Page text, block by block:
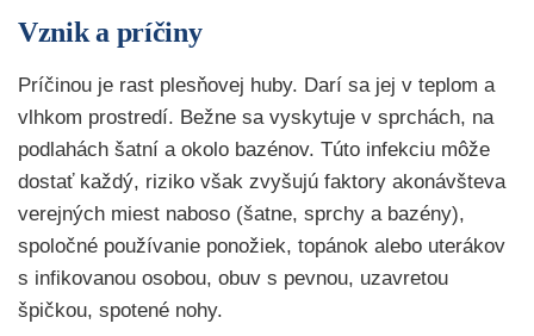
Vznik a príčiny
Príčinou je rast plesňovej huby. Darí sa jej v teplom a
vlhkom prostredí. Bežne sa vyskytuje v sprchách, na
podlahách šatní a okolo bazénov. Túto infekciu môže
dostať každý, riziko však zvyšujú faktory akonávšteva
verejných miest naboso (šatne, sprchy a bazény),
spoločné používanie ponožiek, topánok alebo uterákov
s infikovanou osobou, obuv s pevnou, uzavretou
špičkou, spotené nohy.